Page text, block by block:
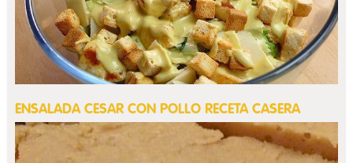
ENSALADA CESAR CON POLLO RECETA CASERA